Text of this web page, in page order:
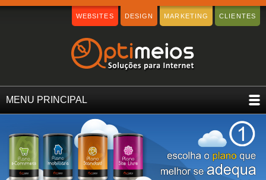
CLIENTES
MARKETING
DESIGN
WEBSITES
MENU PRINCIPAL